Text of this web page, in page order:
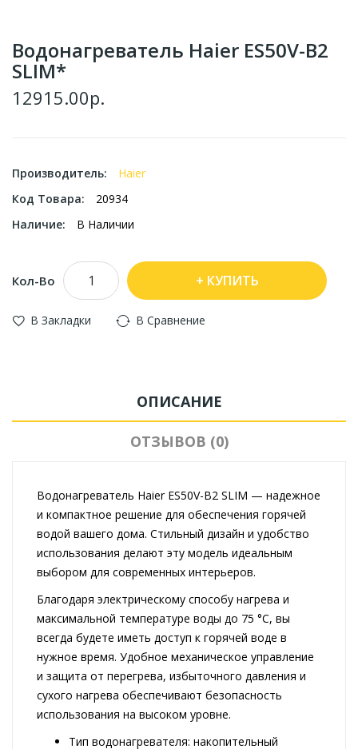
Водонагреватель Haier ES50V-B2
SLIM*
12915.00р.
Производитель:
Haier
Код Товара:
20934
Наличие:
В Наличии
Кол-Во КУПИТЬ
В Закладки В Сравнение
ОПИСАНИЕ
ОТЗЫВОВ (0)
Водонагреватель Haier ES50V-B2 SLIM — надежное
и компактное решение для обеспечения горячей
водой вашего дома. Стильный дизайн и удобство
использования делают эту модель идеальным
выбором для современных интерьеров.
Благодаря электрическому способу нагрева и
максимальной температуре воды до 75 °C, вы
всегда будете иметь доступ к горячей воде в
нужное время. Удобное механическое управление
и защита от перегрева, избыточного давления и
сухого нагрева обеспечивают безопасность
использования на высоком уровне.
Тип водонагревателя: накопительный